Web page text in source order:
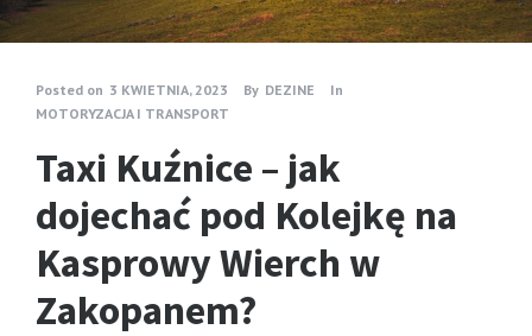
Posted on 3 KWIETNIA, 2023 By DEZINE
In
MOTORYZACJA I TRANSPORT
Taxi Kuźnice – jak
dojechać pod Kolejkę na
Kasprowy Wierch w
Zakopanem?